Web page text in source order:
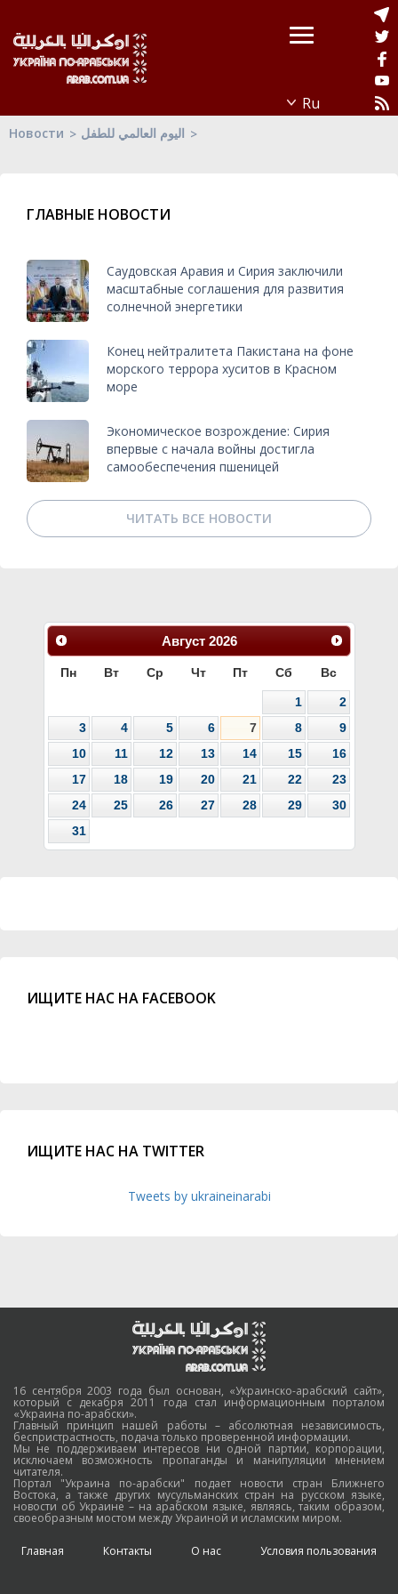
Новости اليوم العالمي للطفل
ГЛАВНЫЕ НОВОСТИ
Саудовская Аравия и Сирия заключили
масштабные соглашения для развития
солнечной энергетики
Конец нейтралитета Пакистана на фоне
морского террора хуситов в Красном
море
Экономическое возрождение: Сирия
впервые с начала войны достигла
самообеспечения пшеницей
ЧИТАТЬ ВСЕ НОВОСТИ
Август 2026
Пн Вт Ср Чт Пт Сб Вс
1
2
3
4 5 6 7 8
9
10
11 12 13 14 15
16
17
18 19 20 21 22
23
24
25 26 27 28 29
30
31
ИЩИТЕ НАС НА FACEBOOK
ИЩИТЕ НАС НА TWITTER
Tweets by ukraineinarabi
16 сентября 2003 года был основан, «Украинско-арабский сайт»,
который с декабря 2011 года стал информационным порталом
«Украина по-арабски».
Главный принцип нашей работы – абсолютная независимость,
беспристрастность, подача только проверенной информации.
Мы не поддерживаем интересов ни одной партии, корпорации,
исключаем возможность пропаганды и манипуляции мнением
читателя.
Портал "Украина по-арабски" подает новости стран Ближнего
Востока, а также других мусульманских стран на русском языке,
новости об Украине – на арабском языке, являясь, таким образом,
своеобразным мостом между Украиной и исламским миром.
Главная Контакты О нас Условия пользования